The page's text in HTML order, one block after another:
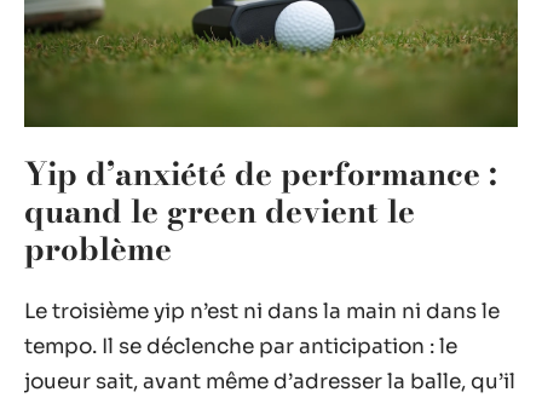
Yip d’anxiété de performance :
quand le green devient le
problème
Le troisième yip n’est ni dans la main ni dans le
tempo. Il se déclenche par anticipation : le
joueur sait, avant même d’adresser la balle, qu’il